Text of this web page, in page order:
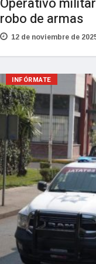
robo de armas
12 de noviembre de
INFÓRMATE